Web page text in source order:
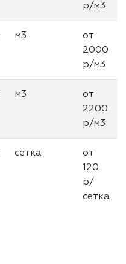
р/м3
м3
от
2000
р/м3
м3
от
2200
р/м3
сетка
от
120
р/
сетка